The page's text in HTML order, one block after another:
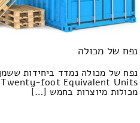
נפח של מכולה
Twenty-foot Equivalent Units
מכולות מיוצרות בחמש […]